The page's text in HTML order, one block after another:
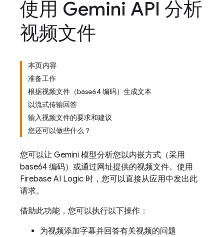
使用 Gemini API 分析
视频文件
本页内容
准备工作
根据视频文件（base64 编码）生成文本
以流式传输回答
输入视频文件的要求和建议
您还可以做些什么？
您可以让 Gemini 模型分析您以内嵌方式（采用
base64 编码）或通过网址提供的视频文件。使用
Firebase AI Logic 时，您可以直接从应用中发出此
请求。
借助此功能，您可以执行以下操作：
为视频添加字幕并回答有关视频的问题